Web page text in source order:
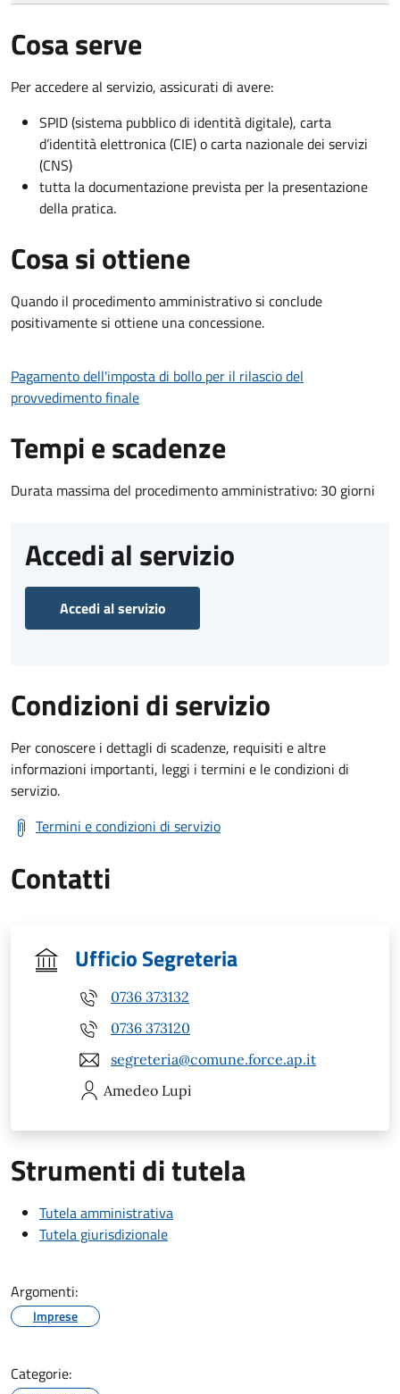
Cosa serve
Per accedere al servizio, assicurati di avere:
SPID (sistema pubblico di identità digitale), carta
d’identità elettronica (CIE) o carta nazionale dei servizi
(CNS)
tutta la documentazione prevista per la presentazione
della pratica.
Cosa si ottiene
Quando il procedimento amministrativo si conclude
positivamente si ottiene una concessione.
Pagamento dell'imposta di bollo per il rilascio del
provvedimento finale
Tempi e scadenze
Durata massima del procedimento amministrativo: 30 giorni
Accedi al servizio
Accedi al servizio
Condizioni di servizio
Per conoscere i dettagli di scadenze, requisiti e altre
informazioni importanti, leggi i termini e le condizioni di
servizio.
Termini e condizioni di servizio
Contatti
Ufficio Segreteria
0736 373132
0736 373120
segreteria@comune.force.ap.it
Amedeo Lupi
Strumenti di tutela
Tutela amministrativa
Tutela giurisdizionale
Argomenti:
Imprese
Categorie: